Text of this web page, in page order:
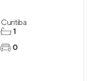
Curitiba
1
0